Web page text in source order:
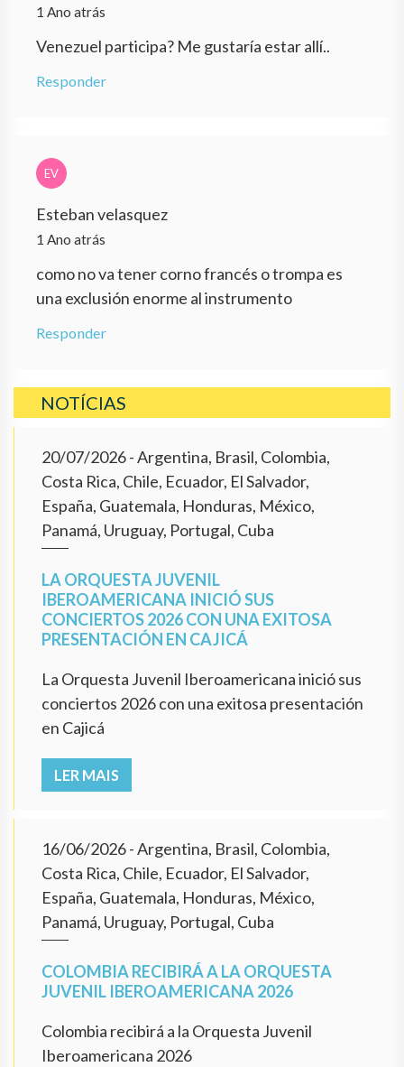
1 Ano atrás
Venezuel participa? Me gustaría estar allí..
Responder
EV
Esteban velasquez
1 Ano atrás
como no va tener corno francés o trompa es
una exclusión enorme al instrumento
Responder
NOTÍCIAS
20/07/2026- Argentina, Brasil, Colombia,
Costa Rica, Chile, Ecuador, El Salvador,
España, Guatemala, Honduras, México,
Panamá, Uruguay, Portugal, Cuba
LA ORQUESTA JUVENIL
IBEROAMERICANA INICIÓ SUS
CONCIERTOS 2026 CON UNA EXITOSA
PRESENTACIÓN EN CAJICÁ
La Orquesta Juvenil Iberoamericana inició sus
conciertos 2026 con una exitosa presentación
en Cajicá
LER MAIS
16/06/2026- Argentina, Brasil, Colombia,
Costa Rica, Chile, Ecuador, El Salvador,
España, Guatemala, Honduras, México,
Panamá, Uruguay, Portugal, Cuba
COLOMBIA RECIBIRÁ A LA ORQUESTA
JUVENIL IBEROAMERICANA 2026
Colombia recibirá a la Orquesta Juvenil
Iberoamericana 2026